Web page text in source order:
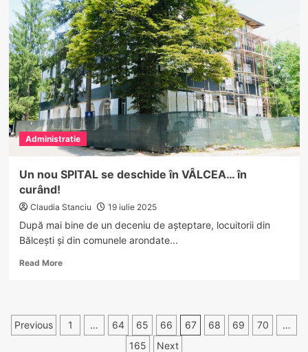
de
ani
de
istorie
cu
fast,
muzică
și
promisiuni
pentru
viitor
Administratie
Un nou SPITAL se deschide în VÂLCEA… în
curând!
Claudia Stanciu 19 iulie 2025
După mai bine de un deceniu de așteptare, locuitorii din
Bălcești și din comunele arondate...
Read MoreRead
nou
SPITAL
Paginație
Previous 1 … 64 65 66 67 68 69 70
…
165
Next